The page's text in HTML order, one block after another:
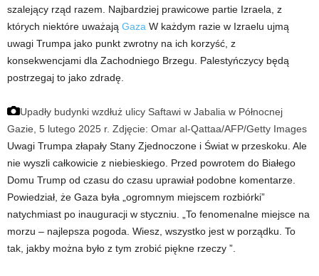
szalejący rząd razem. Najbardziej prawicowe partie Izraela, z
których niektóre uważają Gaza W każdym razie w Izraelu ujmą
uwagi Trumpa jako punkt zwrotny na ich korzyść, z
konsekwencjami dla Zachodniego Brzegu. Palestyńczycy będą
postrzegaj to jako zdradę.
Upadły budynki wzdłuż ulicy Saftawi w Jabalia w Północnej
Gazie, 5 lutego 2025 r. Zdjęcie: Omar al-Qattaa/AFP/Getty Images
Uwagi Trumpa złapały Stany Zjednoczone i Świat w przeskoku. Ale
nie wyszli całkowicie z niebieskiego. Przed powrotem do Białego
Domu Trump od czasu do czasu uprawiał podobne komentarze.
Powiedział, że Gaza była „ogromnym miejscem rozbiórki”
natychmiast po inauguracji w styczniu. „To fenomenalne miejsce na
morzu – najlepsza pogoda. Wiesz, wszystko jest w porządku. To
tak, jakby można było z tym zrobić piękne rzeczy ”.